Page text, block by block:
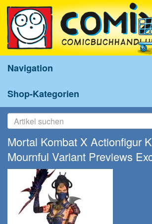
Navigation
Shop-Kategorien
Mortal Kombat X Actionfigur
Mournful Variant Previews